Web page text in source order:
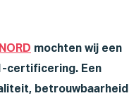
mochten wij een
certificering. Een
betrouwbaarheid